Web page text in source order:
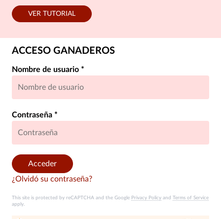
VER TUTORIAL
ACCESO GANADEROS
Nombre de usuario *
Contraseña *
¿Olvidó su contraseña?
Acceder
This site is protected by reCAPTCHA and the Google Privacy Policy and Terms of Service
apply.